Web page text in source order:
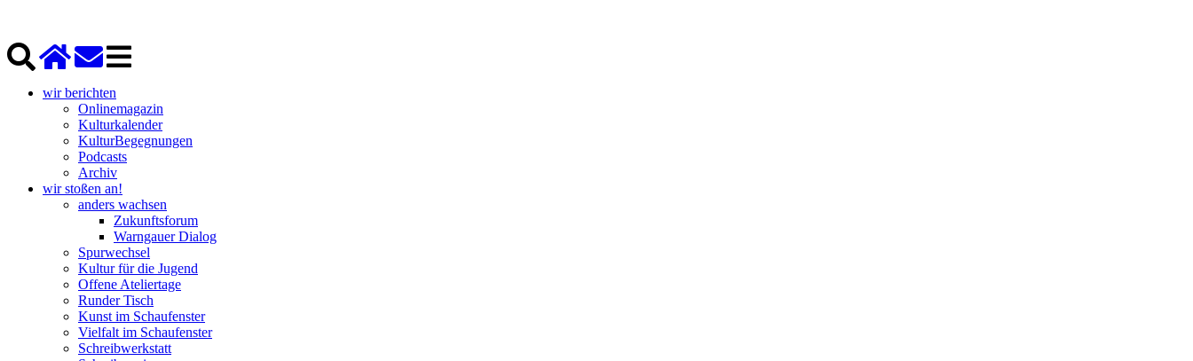
wir berichten
Onlinemagazin
Kulturkalender
KulturBegegnungen
Podcasts
Archiv
wir stoßen an!
anders wachsen
Zukunftsforum
Warngauer Dialog
Spurwechsel
Kultur für die Jugend
Offene Ateliertage
Runder Tisch
Kunst im Schaufenster
Vielfalt im Schaufenster
Schreibwerkstatt